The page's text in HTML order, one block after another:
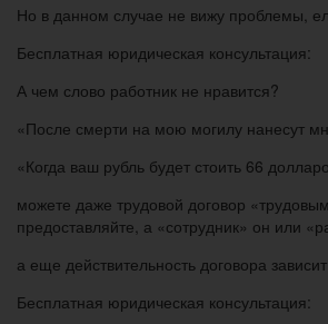
Но в данном случае не вижу проблемы,
Бесплатная юридическая консультация:
А чем слово работник не нравится?
«После смерти на мою могилу нанесут
«Когда ваш рубль будет стоить 66
можете даже трудовой договор
предоставляйте, а «сотрудник» он или
а еще действительность договора
Бесплатная юридическая консультация: